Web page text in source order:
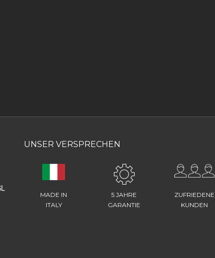
UNSER VERSPRECHEN
MADE IN
ITALY
5 JAHRE
GARANTIE
ZUFRIEDENE
KUNDEN